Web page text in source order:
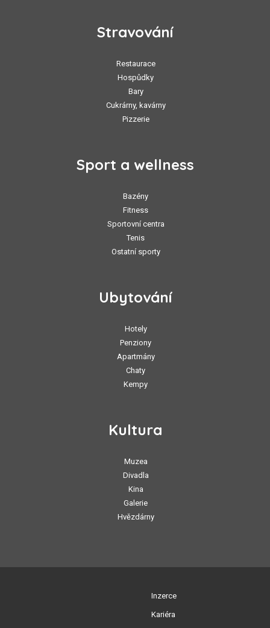
Stravování
Restaurace
Hospůdky
Bary
Cukrárny, kavárny
Pizzerie
Sport a wellness
Bazény
Fitness
Sportovní centra
Tenis
Ostatní sporty
Ubytování
Hotely
Penziony
Apartmány
Chaty
Kempy
Kultura
Muzea
Divadla
Kina
Galerie
Hvězdárny
Inzerce
Kariéra